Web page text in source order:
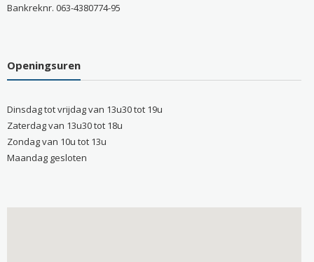
Bankreknr. 063-4380774-95
Openingsuren
Dinsdag tot vrijdag van 13u30 tot 19u
Zaterdag van 13u30 tot 18u
Zondag van 10u tot 13u
Maandag gesloten